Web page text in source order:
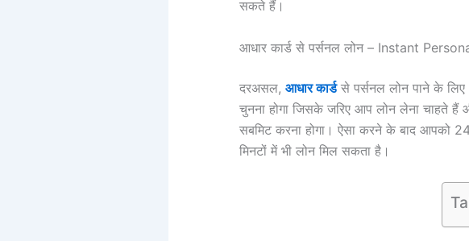
सकते हैं।
आधार कार्ड से पर्सनल लोन – Instant
दरअसल, आधार कार्डसे पर्सनल लोन पाने के
चुनना होगा जिसके जरिए आप लोन लेना चाहते
सबमिट करना होगा। ऐसा करने के बाद आपको
मिनटों में भी लोन मिल सकता है।